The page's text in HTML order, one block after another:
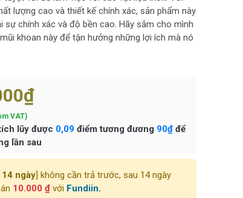
lượng cao và thiết kế chính xác, sản phẩm này
sự chính xác và độ bền cao. Hãy sắm cho mình
khoan này để tận hưởng những lợi ích mà nó
VAT)
lũy được 0,09điểm tương đương 90₫để
lần sau
14 ngày] không cần trả trước, sau 14 ngày
10.000 ₫với Fundiin.